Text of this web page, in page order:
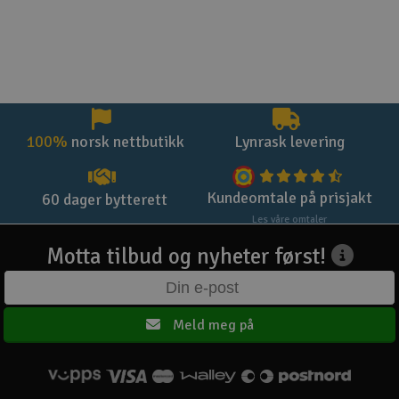
100% norsk nettbutikk Lynrask levering
60 dager bytterett Kundeomtale på prisjakt
Les våre omtaler
Motta tilbud og nyheter først!
Meld meg på